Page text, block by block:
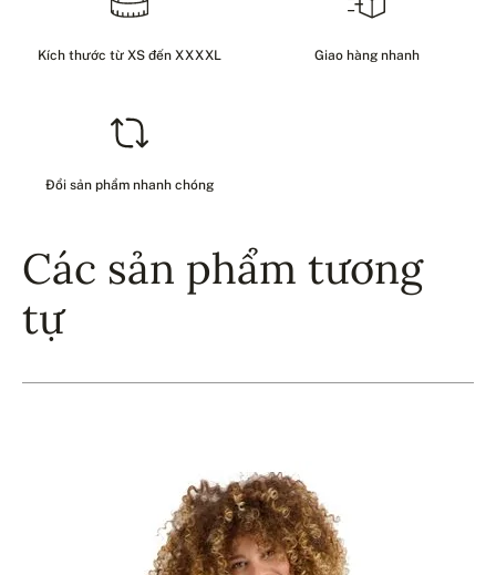
Kích thước từ XS đến XXXXL Giao hàng nhanh
Đổi sản phẩm nhanh chóng
Các sản phẩm tương
tự